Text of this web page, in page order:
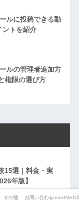
ルに投稿できる動
ントを紹介
ルの管理者追加方
権限の選び方
15選｜料金・実
年版】
その他 お問い合わせsmartMEO